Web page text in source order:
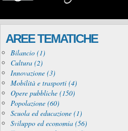
AREE TEMATICHE
Bilancio (1)
Cultura (2)
Innovazione (3)
Mobilità e trasporti (4)
Opere pubbliche (150)
Popolazione (60)
Scuola ed educazione (1)
Sviluppo ed economia (56)